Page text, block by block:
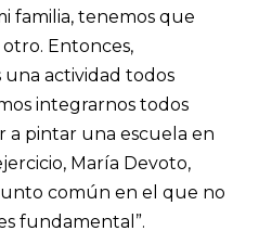
familia, tenemos que
otro. Entonces,
una actividad todos
integrarnos todos
a pintar una escuela en
María Devoto,
común en el que no
fundamental”.